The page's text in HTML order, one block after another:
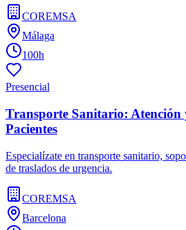
COREMSA
Málaga
100h
Presencial
Transporte Sanitario: Atención
Pacientes
Especialízate en transporte sanitario,
de traslados de urgencia.
COREMSA
Barcelona